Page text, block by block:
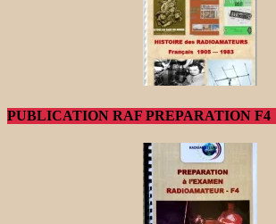
PUBLICATION RAF PREPARATION F4